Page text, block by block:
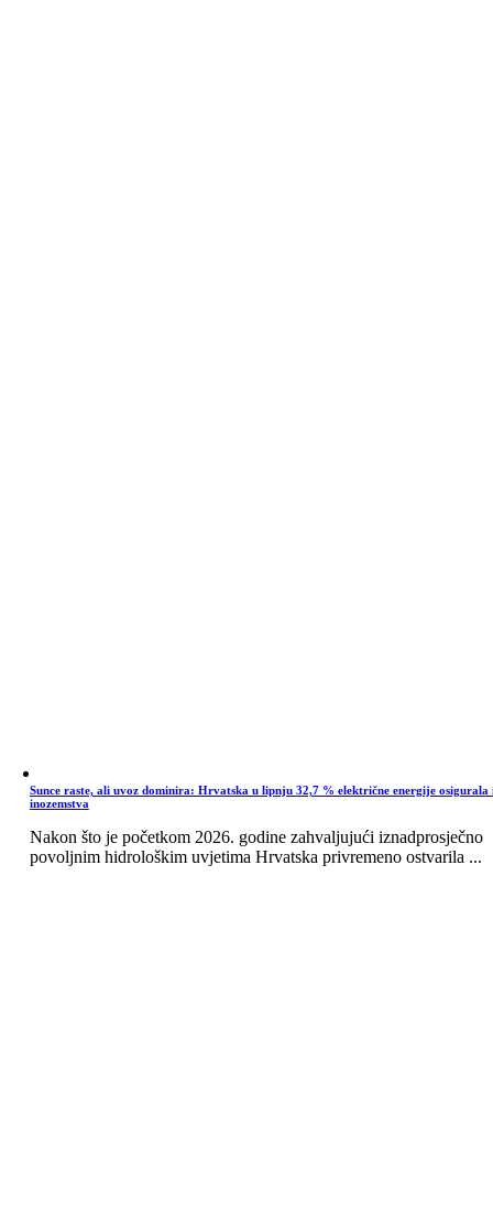
Sunce raste, ali uvoz dominira: Hrvatska u lipnju 32,7 % električne energije osigurala
inozemstva
Nakon što je početkom 2026. godine zahvaljujući iznadprosječno
povoljnim hidrološkim uvjetima Hrvatska privremeno ostvarila ...